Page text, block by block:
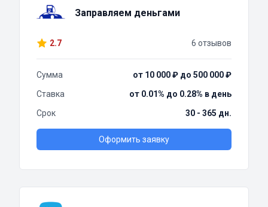
Заправляем деньгами
2.7 6 отзывов
Сумма
от 10 000 ₽ до 500 000 ₽
Ставка
от 0.01% до 0.28% в день
Срок
30 - 365 дн.
Оформить заявку